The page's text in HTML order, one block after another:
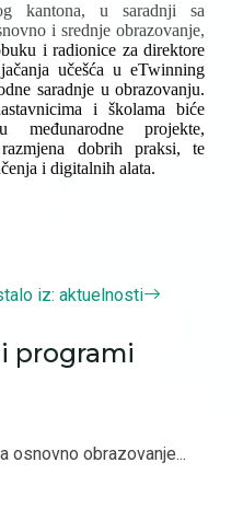
kantona, u saradnji sa
i srednje obrazovanje,
i radionice za direktore
učešća u eTwinning
saradnje u obrazovanju.
i školama biće
međunarodne projekte,
razmjena dobrih praksi, te
i digitalnih alata.
iz: aktuelnosti
programi
osnovno obrazovanje...